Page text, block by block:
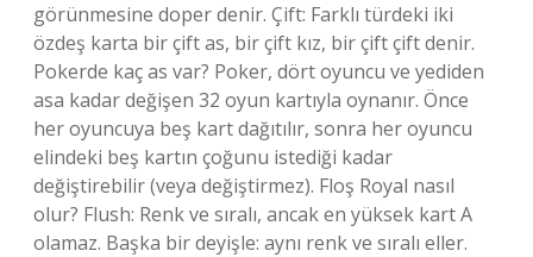
görünmesine doper denir. Çift: Farklı türdeki iki
özdeş karta bir çift as, bir çift kız, bir çift çift denir.
Pokerde kaç as var? Poker, dört oyuncu ve yediden
asa kadar değişen 32 oyun kartıyla oynanır. Önce
her oyuncuya beş kart dağıtılır, sonra her oyuncu
elindeki beş kartın çoğunu istediği kadar
değiştirebilir (veya değiştirmez). Floş Royal nasıl
olur? Flush: Renk ve sıralı, ancak en yüksek kart A
olamaz. Başka bir deyişle: aynı renk ve sıralı eller.